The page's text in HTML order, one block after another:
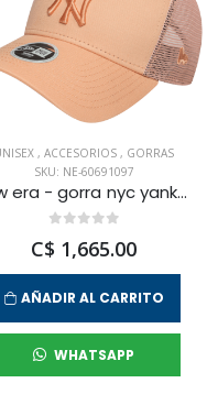
, ACCESORIOS , GORRAS
SKU: NE-60691097
new era - gorra nyc yankees 9forty trucker unisex
C$ 1,665.00
AÑADIR AL CARRITO
WHATSAPP